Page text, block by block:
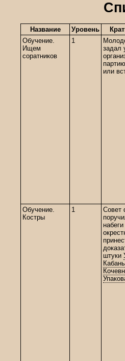
Название Уровень
Обучение.
Ищем
соратников
1
задал
или
Обучение.
Костры
1
Совет
штуки